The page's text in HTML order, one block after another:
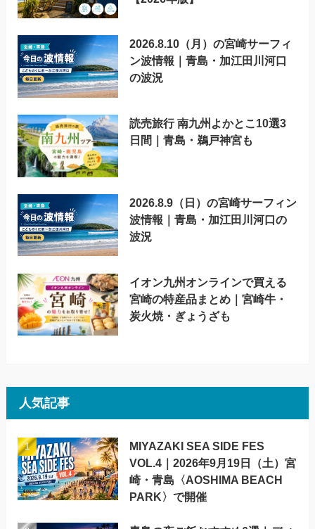
2026.8.10（月）の宮崎サーフィ
ン波情報｜青島・加江田川河口
の波況
読売旅行 南九州よかとこ10選3
日間｜青島・鵜戸神宮も
2026.8.9（日）の宮崎サーフィン
波情報｜青島・加江田川河口の
波況
イオン九州オンラインで買える
宮崎の特産品まとめ｜宮崎牛・
炭火焼・ぎょうざも
人気記事
MIYAZAKI SEA SIDE FES
VOL.4｜2026年9月19日（土）宮
崎・青島〈AOSHIMA BEACH
PARK〉で開催